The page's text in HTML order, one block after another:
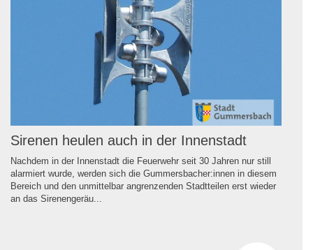
Sirenen heulen auch in der Innenstadt
Nachdem in der Innenstadt die Feuerwehr seit 30 Jahren nur still
alarmiert wurde, werden sich die Gummersbacher:innen in diesem
Bereich und den unmittelbar angrenzenden Stadtteilen erst wieder
an das Sirenengeräu...